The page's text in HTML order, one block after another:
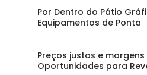
Por Dentro do Pátio
Equipamentos de Ponta
Preços justos e
Oportunidades para